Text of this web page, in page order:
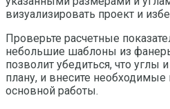
визуализировать проект и
Проверьте расчетные
небольшие шаблоны из
позволит убедиться, что углы
плану, и внесите
основной работы.